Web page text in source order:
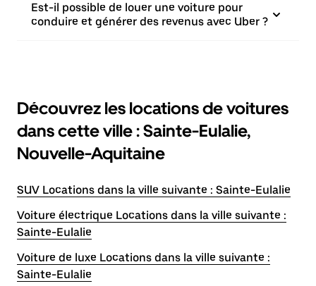
Est-il possible de louer une voiture pour
conduire et générer des revenus avec Uber ?
Découvrez les locations de voitures
dans cette ville : Sainte-Eulalie,
Nouvelle-Aquitaine
SUV Locations dans la ville suivante : Sainte-Eulalie
Voiture électrique Locations dans la ville suivante :
Sainte-Eulalie
Voiture de luxe Locations dans la ville suivante :
Sainte-Eulalie